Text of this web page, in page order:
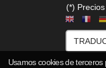
(*)
Usamos cookies de